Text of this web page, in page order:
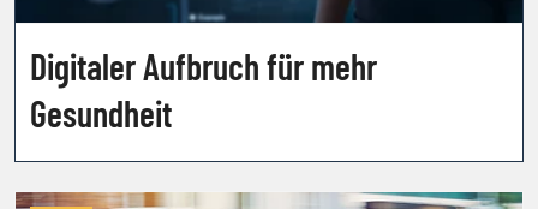
Digitaler Aufbruch für mehr
Gesundheit